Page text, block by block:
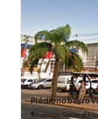
Prédio no bairro
Avenida General